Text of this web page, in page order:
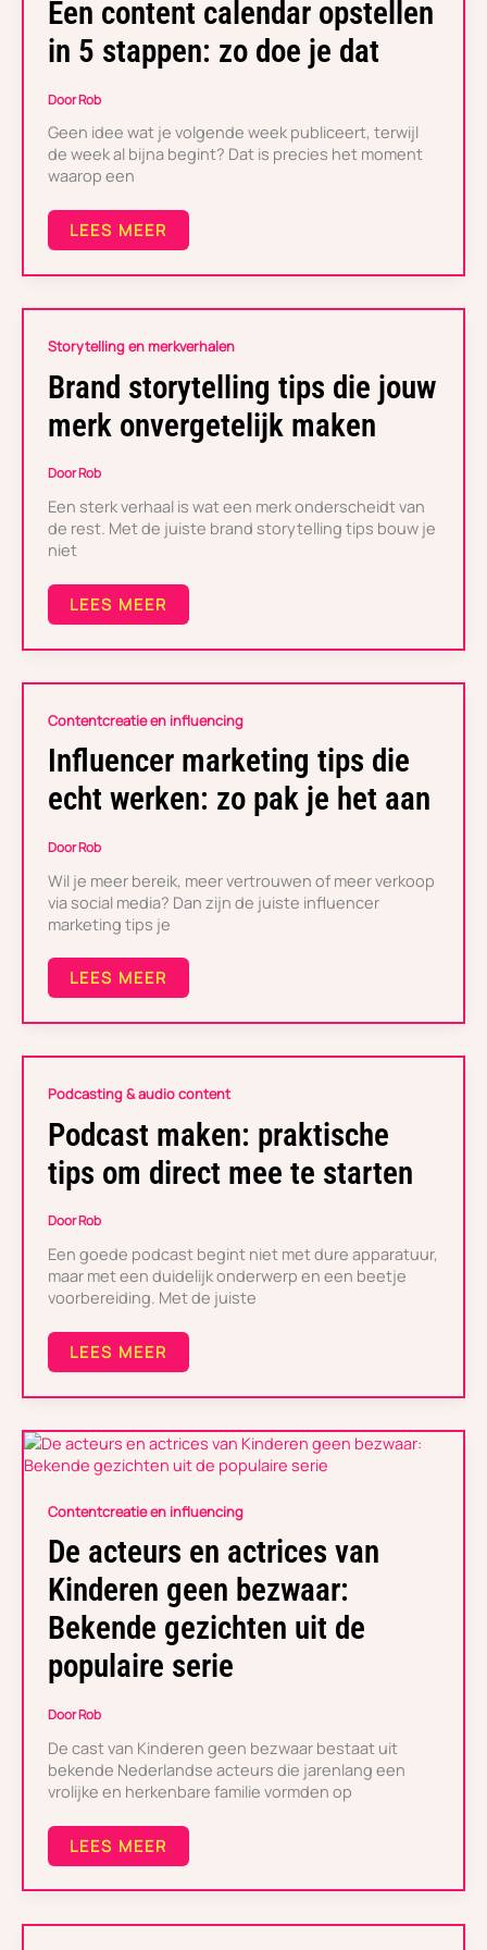
Een content calendar opstellen
in 5 stappen: zo doe je dat
DoorRob
Geen idee wat je volgende week publiceert, terwijl
de week al bijna begint? Dat is precies het moment
waarop een
CALENDAR
OPSTELLEN
IN
5
ZO
JE
DAT
LEES MEER
Storytelling en merkverhalen
Brand storytelling tips die jouw
merk onvergetelijk maken
DoorRob
Een sterk verhaal is wat een merk onderscheidt van
de rest. Met de juiste brand storytelling tips bouw je
niet
BRAND
STORYTELLING
TIPS
DIE
JOUW
MERK
MAKEN
LEES MEER
Contentcreatie en influencing
Influencer marketing tips die
echt werken: zo pak je het aan
DoorRob
Wil je meer bereik, meer vertrouwen of meer verkoop
via social media? Dan zijn de juiste influencer
marketing tips je
INFLUENCER
MARKETING
TIPS
DIE
ECHT
WERKEN:
PAK
HET
AAN
LEES MEER
Podcasting & audio content
Podcast maken: praktische
tips om direct mee te starten
DoorRob
Een goede podcast begint niet met dure apparatuur,
maar met een duidelijk onderwerp en een beetje
voorbereiding. Met de juiste
PODCAST
MAKEN:
PRAKTISCHE
TIPS
OM
DIRECT
TE
LEES MEER
Contentcreatie en influencing
De acteurs en actrices van
Kinderen geen bezwaar:
Bekende gezichten uit de
populaire serie
DoorRob
De cast van Kinderen geen bezwaar bestaat uit
bekende Nederlandse acteurs die jarenlang een
vrolijke en herkenbare familie vormden op
DE
ACTEURS
ACTRICES
KINDEREN
GEEN
BEZWAAR:
BEKENDE
GEZICHTEN
DE
POPULAIRE
LEES MEER